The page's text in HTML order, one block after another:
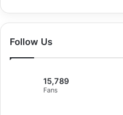
Follow Us
15,789
Fans